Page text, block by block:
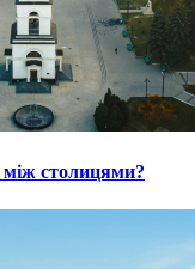
столицями?